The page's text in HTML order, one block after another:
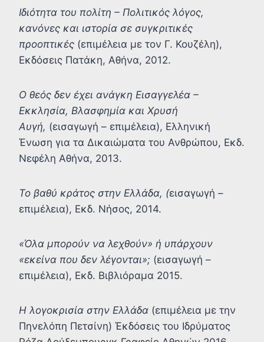
Ιδιότητα του πολίτη – Πολιτικός λόγος,
κανόνες και ιστορία σε συγκριτικές
προοπτικές (επιμέλεια με τον Γ. Κουζέλη),
Εκδόσεις Πατάκη, Αθήνα, 2012.
O θεός δεν έχει ανάγκη Εισαγγελέα –
Εκκλησία, Βλασφημία και Χρυσή
Αυγή, (εισαγωγή – επιμέλεια), Ελληνική
Ένωση για τα Δικαιώματα του Ανθρώπου, Εκδ.
Νεφέλη Αθήνα, 2013.
To βαθύ κράτος στην Ελλάδα, (εισαγωγή –
επιμέλεια), Εκδ. Νήσος, 2014.
«Όλα μπορούν να λεχθούν» ή υπάρχουν
«εκείνα που δεν λέγονται»; (εισαγωγή –
επιμέλεια), Εκδ. Βιβλιόραμα 2015.
Η λογοκρισία στην Ελλάδα (επιμέλεια με την
Πηνελόπη Πετσίνη) Έκδόσεις του Ιδρύματος